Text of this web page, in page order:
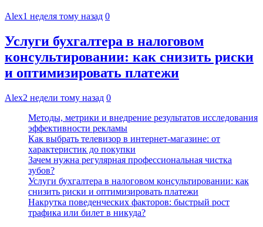
Alex1 неделя тому назад 0
Услуги бухгалтера в налоговом
консультировании: как снизить риски
и оптимизировать платежи
Alex2 недели тому назад 0
Методы, метрики и внедрение результатов исследования
эффективности рекламы
Как выбрать телевизор в интернет-магазине: от
характеристик до покупки
Зачем нужна регулярная профессиональная чистка
зубов?
Услуги бухгалтера в налоговом консультировании: как
снизить риски и оптимизировать платежи
Накрутка поведенческих факторов: быстрый рост
трафика или билет в никуда?